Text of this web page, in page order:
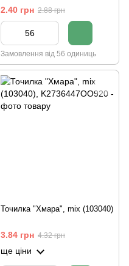
2.40 грн 2.88 грн
Замовлення від 56 одиниць
Точилка "Хмара", mix (103040)
3.84 грн 4.32 грн
ще ціни